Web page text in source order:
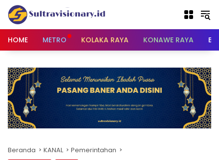
Langsung
konten
HOME
METRO KOLAKA RAYA KONAWE RAYA
Beranda KANAL Pemerintahan